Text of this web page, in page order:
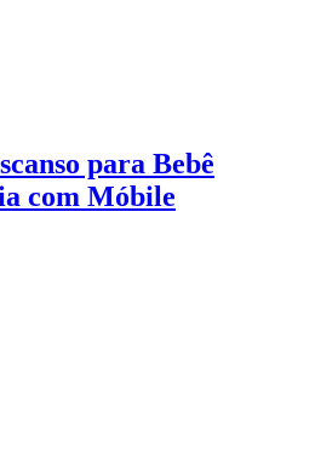
para Bebê
com Móbile